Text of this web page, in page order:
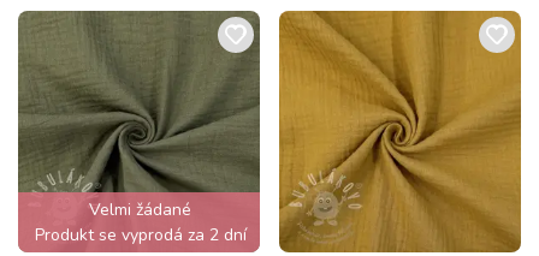
Velmi žádané
Produkt se vyprodá za 2 dní